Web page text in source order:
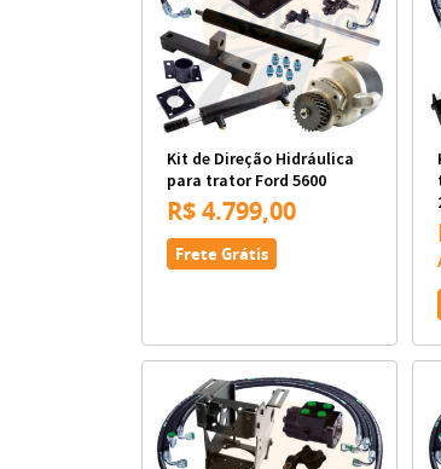
Kit de Direção Hidráulica
para trator Ford 5600
R$ 4.799,00
Frete Grátis